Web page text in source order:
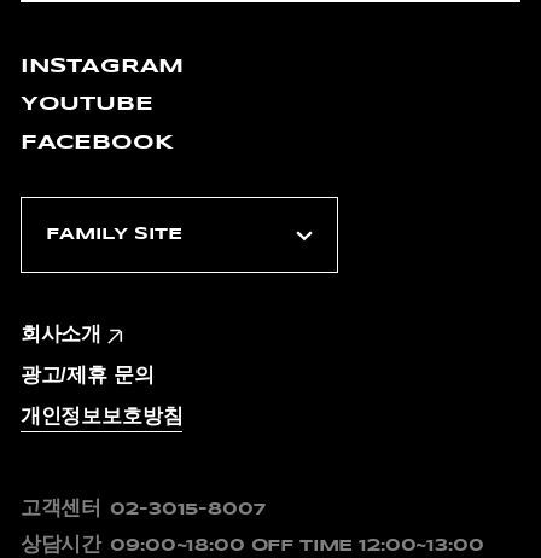
INSTAGRAM
YOUTUBE
FACEBOOK
회사소개
광고/제휴 문의
개인정보보호방침
고객센터 02-3015-8007
상담시간 09:00~18:00 OFF TIME 12:00~13:00